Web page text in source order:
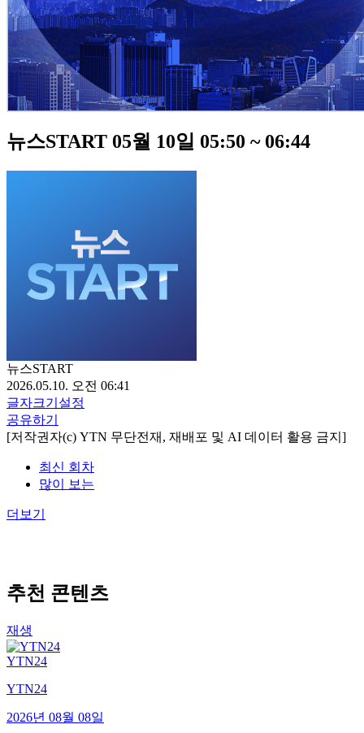
뉴스START 05월 10일 05:50 ~ 06:44
뉴스START
2026.05.10. 오전 06:41
글자크기설정
공유하기
[저작권자(c) YTN 무단전재, 재배포 및 AI 데이터 활용 금지]
최신 회차
많이 보는
더보기
추천 콘텐츠
재생
YTN24
YTN24
2026년 08월 08일